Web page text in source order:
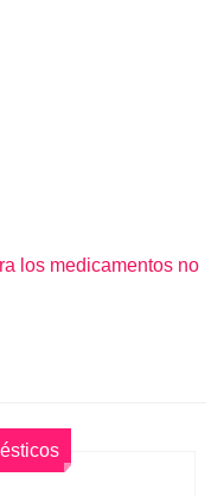
los medicamentos no